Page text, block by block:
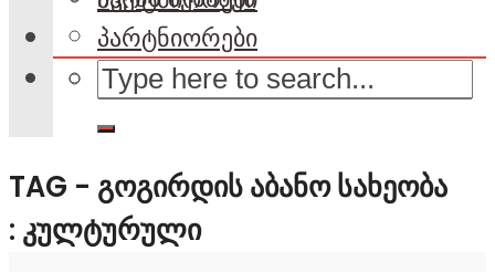
პარტნიორები
TAG - ᲒᲝᲒᲘᲠᲓᲘᲡ ᲐᲑᲐᲜᲝ ᲡᲐᲮᲔᲝᲑᲐ
: ᲙᲣᲚᲢᲣᲠᲣᲚᲘ